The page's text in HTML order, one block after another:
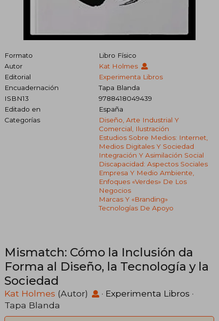
Formato
Libro Físico
Autor
Kat Holmes
Editorial
Experimenta Libros
Encuadernación
Tapa Blanda
ISBN13
9788418049439
Editado en
España
Categorías
Diseño, Arte Industrial Y
Comercial, Ilustración
Estudios Sobre Medios: Internet,
Medios Digitales Y Sociedad
Integración Y Asimilación Social
Discapacidad: Aspectos Sociales
Empresa Y Medio Ambiente,
Enfoques «verdes» De Los
Negocios
Marcas Y «branding»
Tecnologías De Apoyo
Mismatch: Cómo la Inclusión da
Forma al Diseño, la Tecnología y la
Sociedad
Kat Holmes (Autor) · Experimenta Libros ·
Tapa Blanda